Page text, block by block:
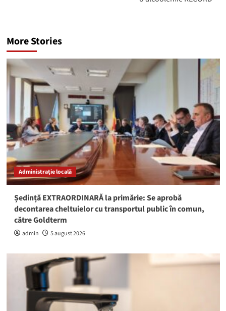
More Stories
Administrație locală
Ședință EXTRAORDINARĂ la primărie: Se aprobă
decontarea cheltuielor cu transportul public în comun,
către Goldterm
admin 5 august 2026